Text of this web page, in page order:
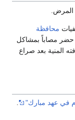
المرض.
محافظة
مصاباً بمشاكل
المنية بعد صراع
في عهد مبارك"
.